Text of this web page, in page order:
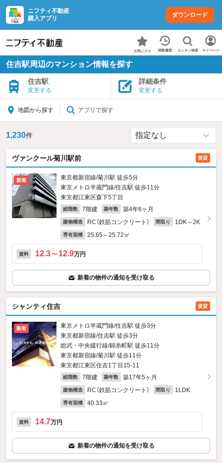
ニフティ不動産
購入アプリ
ダウンロード
お気に入り 閲覧履歴 カンタン検索 マイページ
住吉駅周辺のマンション情報を探す
住吉駅
変更する
詳細条件
変更する
地図から探す アプリで探す
1,230件
ヴァンクール菊川駅前 賃貸
新着
東京都新宿線/菊川駅 徒歩5分
東京メトロ半蔵門線/住吉駅 徒歩11分
東京都江東区森下5丁目
総階数 7階建 築年数 築4年6ヶ月
建物構造 RC（鉄筋コンクリート） 間取り 1DK～2K
専有面積 25.65～25.72㎡
賃料 12.3～12.9万円
新着の物件の通知を受け取る
シャンティ住吉 賃貸
新着
東京メトロ半蔵門線/住吉駅 徒歩3分
東京都新宿線/住吉駅 徒歩3分
総武・中央緩行線/錦糸町駅 徒歩11分
東京都新宿線/菊川駅 徒歩11分
東京都江東区住吉1丁目15-11
総階数 7階建 築年数 築17年5ヶ月
建物構造 RC（鉄筋コンクリート） 間取り 1LDK
専有面積 40.33㎡
賃料 14.7万円
新着の物件の通知を受け取る